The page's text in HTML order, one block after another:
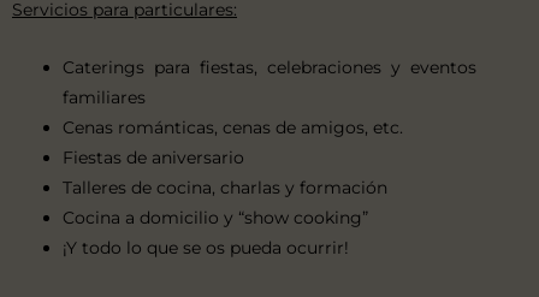
Servicios para particulares:
Caterings para fiestas, celebraciones y eventos
familiares
Cenas románticas, cenas de amigos, etc.
Fiestas de aniversario
Talleres de cocina, charlas y formación
Cocina a domicilio y “show cooking”
¡Y todo lo que se os pueda ocurrir!